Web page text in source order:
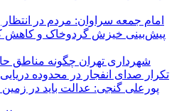
امام جمعه سراوان: مردم در
پیش‌بینی خیزش گردوخاک و کاهش
شهرداری تهران چگونه مناطق
تکرار صدای انفجار در محدوده
پورعلی گنجی: عدالت باید در زمین